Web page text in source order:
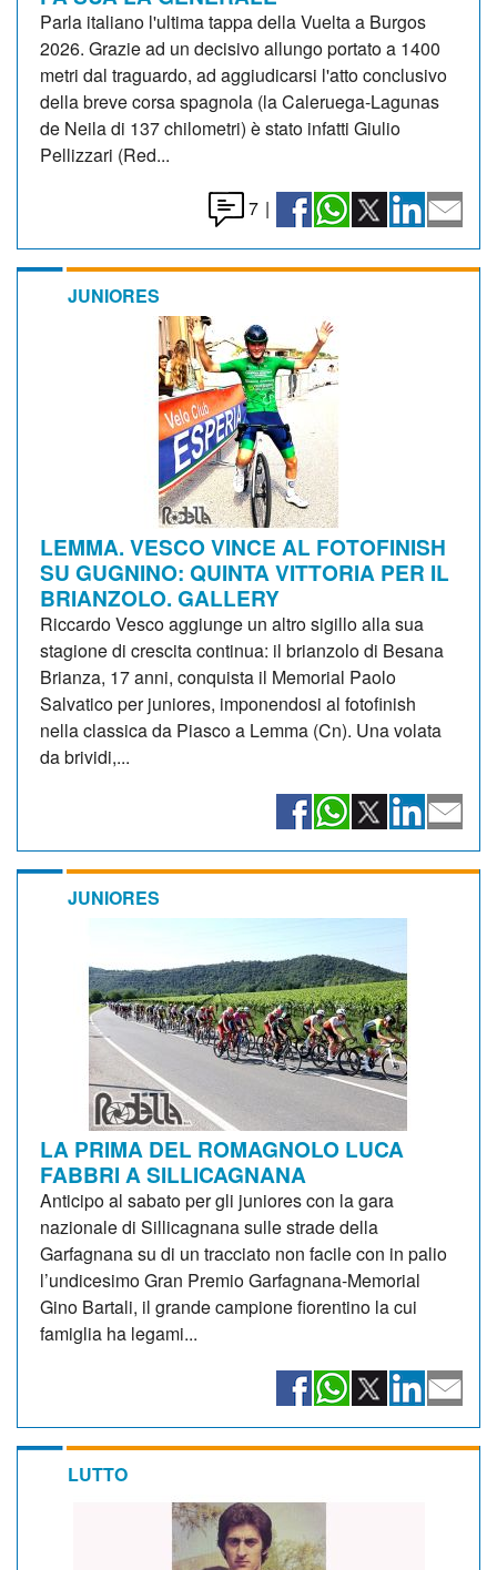
Parla italiano l'ultima tappa della Vuelta a Burgos
2026. Grazie ad un decisivo allungo portato a 1400
metri dal traguardo, ad aggiudicarsi l'atto conclusivo
della breve corsa spagnola (la Caleruega-Lagunas
de Neila di 137 chilometri) è stato infatti Giulio
Pellizzari (Red...
7 |
JUNIORES
LEMMA. VESCO VINCE AL FOTOFINISH
SU GUGNINO: QUINTA VITTORIA PER IL
BRIANZOLO. GALLERY
Riccardo Vesco aggiunge un altro sigillo alla sua
stagione di crescita continua: il brianzolo di Besana
Brianza, 17 anni, conquista il Memorial Paolo
Salvatico per juniores, imponendosi al fotofinish
nella classica da Piasco a Lemma (Cn). Una volata
da brividi,...
JUNIORES
LA PRIMA DEL ROMAGNOLO LUCA
FABBRI A SILLICAGNANA
Anticipo al sabato per gli juniores con la gara
nazionale di Sillicagnana sulle strade della
Garfagnana su di un tracciato non facile con in palio
l’undicesimo Gran Premio Garfagnana-Memorial
Gino Bartali, il grande campione fiorentino la cui
famiglia ha legami...
LUTTO